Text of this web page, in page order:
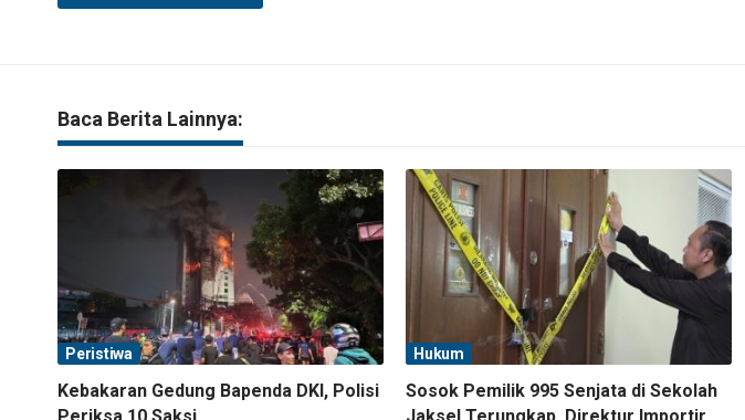
Baca Berita Lainnya:
Peristiwa
Kebakaran Gedung Bapenda DKI, Polisi
Hukum
Sosok Pemilik 995 Senjata di Sekolah